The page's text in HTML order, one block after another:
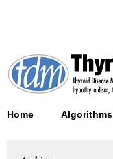
Home Algorithms